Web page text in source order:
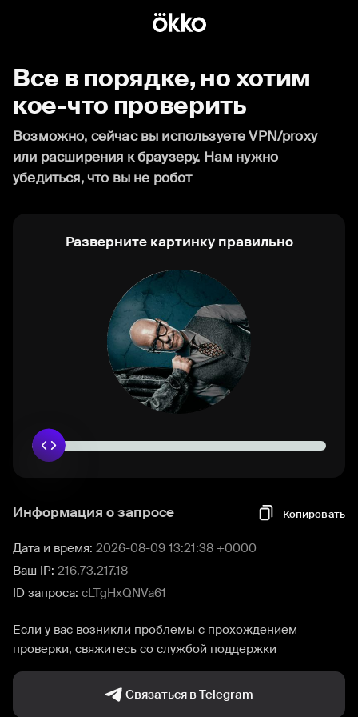
Все в порядке, но хотим
кое-что проверить
Возможно, сейчас вы используете VPN/proxy
или расширения к браузеру. Нам нужно
убедиться, что вы не робот
Разверните картинку правильно
Информация о запросе Копировать
Дата и время: 2026-08-09 13:21:38 +0000
Ваш IP: 216.73.217.18
ID запроса: cLTgHxQNVa61
Если у вас возникли проблемы с прохождением
проверки, свяжитесь со службой поддержки
Связаться в Telegram